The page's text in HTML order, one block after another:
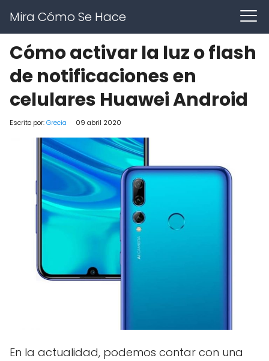
Mira Cómo Se Hace
Cómo activar la luz o flash
de notificaciones en
celulares Huawei Android
Escrito por:Grecia 09 abril 2020
En la actualidad, podemos contar con una